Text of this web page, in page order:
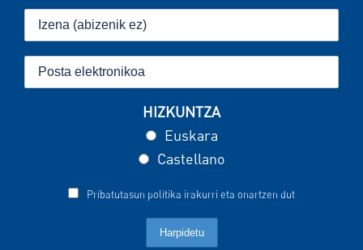
HIZKUNTZA
Euskara
Castellano
Pribatutasun politika irakurri eta onartzen dut